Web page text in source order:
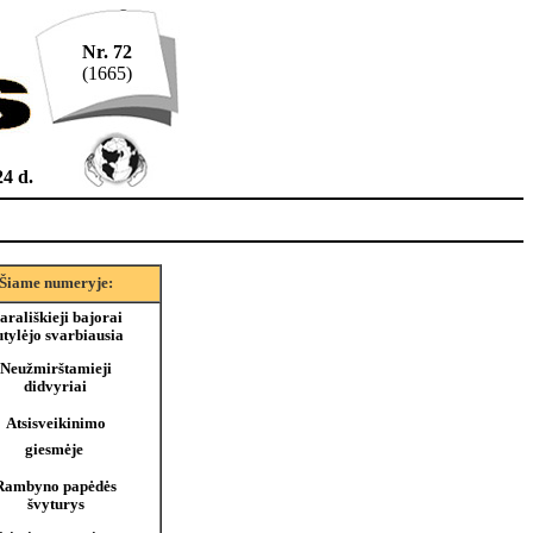
d.
Nr. 72
(1665)
Šiame numeryje:
bajorai
svarbiausia
Neužmirštamieji
didvyriai
Atsisveikinimo
giesmėje 
papėdės
švyturys